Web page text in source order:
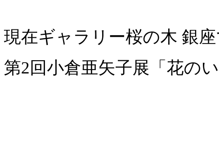
現在ギャラリー桜の木 銀
第2回小倉亜矢子展「花の